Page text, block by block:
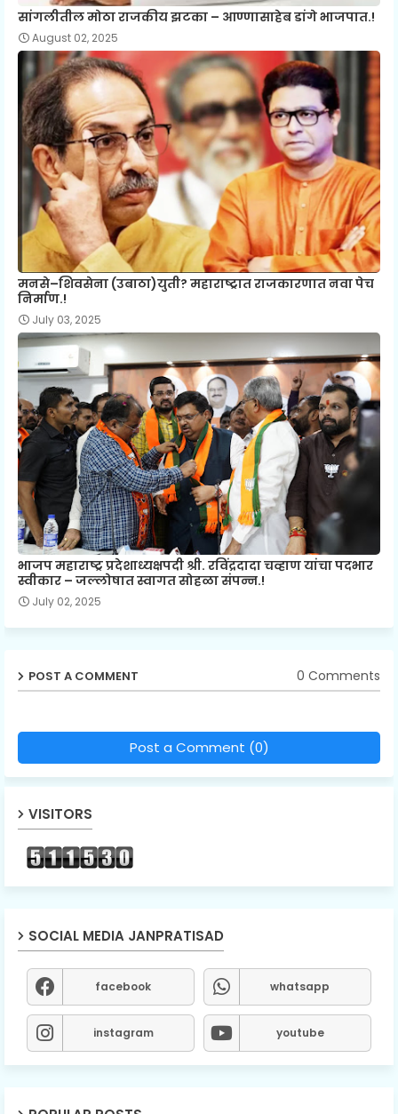
सांगलीतील मोठा राजकीय झटका – आण्णासाहेब डांगे भाजपात.!
August 02, 2025
मनसे–शिवसेना (उबाठा)युती? महाराष्ट्रात राजकारणात नवा पेच
निर्माण.!
July 03, 2025
भाजप महाराष्ट्र प्रदेशाध्यक्षपदी श्री. रविंद्रदादा चव्हाण यांचा पदभार
स्वीकार – जल्लोषात स्वागत सोहळा संपन्न.!
July 02, 2025
POST A COMMENT 0 Comments
Post a Comment (0)
VISITORS
SOCIAL MEDIA JANPRATISAD
facebook whatsapp
instagram youtube